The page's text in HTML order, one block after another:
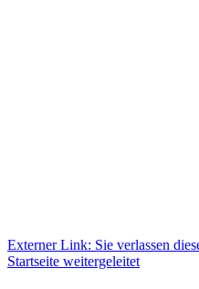
Externer Link: Sie verlassen
Startseite weitergeleitet